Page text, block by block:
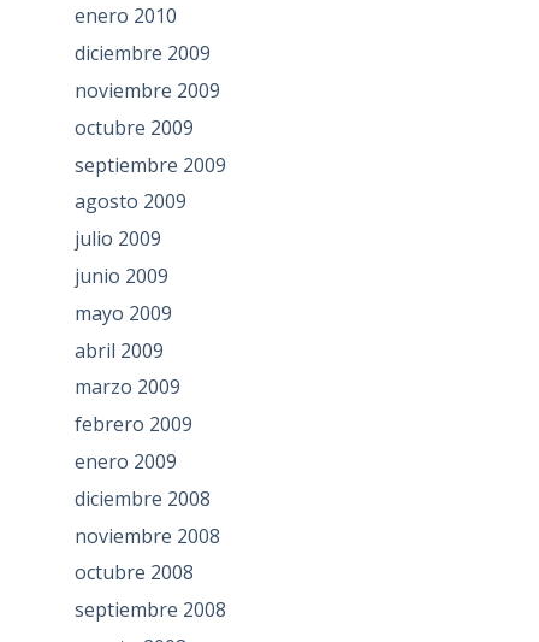
enero 2010
diciembre 2009
noviembre 2009
octubre 2009
septiembre 2009
agosto 2009
julio 2009
junio 2009
mayo 2009
abril 2009
marzo 2009
febrero 2009
enero 2009
diciembre 2008
noviembre 2008
octubre 2008
septiembre 2008